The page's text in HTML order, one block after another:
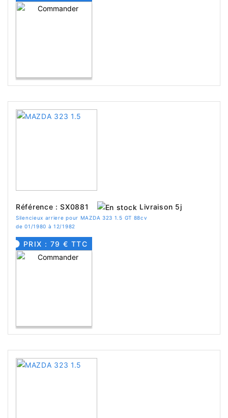
Référence : SX0881 Livraison 5j
Silencieux arriere pour MAZDA 323 1.5 GT 88cv
de 01/1980 à 12/1982
PRIX : 79 € TTC